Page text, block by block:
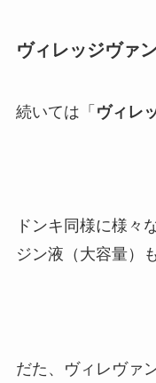
ヴィレッジヴァ
続いては「 ヴィレ
ドンキ同様に様々
ジン液（大容量）
だた、ヴィレヴァ